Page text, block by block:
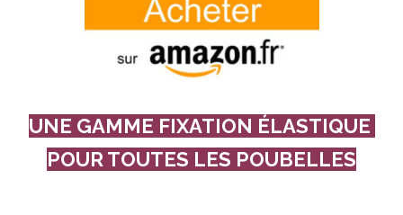
UNE GAMME FIXATION ÉLASTIQUE
POUR TOUTES LES POUBELLES